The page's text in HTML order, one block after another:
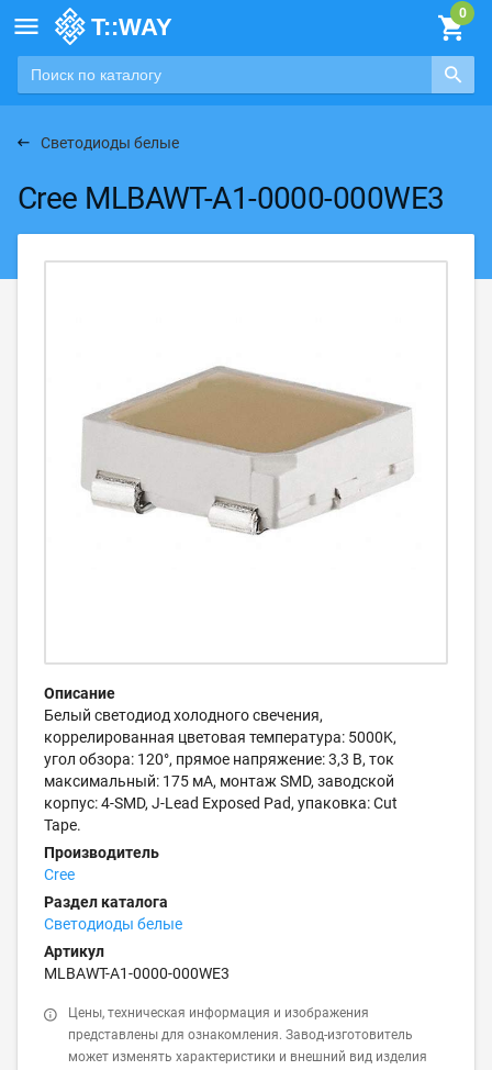

Светодиоды белые
Cree MLBAWT-A1-0000-000WE3
Описание
Белый светодиод холодного свечения,
коррелированная цветовая температура: 5000K,
угол обзора: 120°, прямое напряжение: 3,3 В, ток
максимальный: 175 мА, монтаж SMD, заводской
корпус: 4-SMD, J-Lead Exposed Pad, упаковка: Cut
Tape.
Производитель
Cree
Раздел каталога
Светодиоды белые
Артикул
MLBAWT-A1-0000-000WE3
Цены, техническая информация и изображения
представлены для ознакомления. Завод-изготовитель
может изменять характеристики и внешний вид изделия